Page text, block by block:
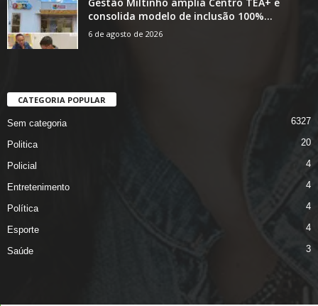
consolida modelo de inclusão 100%...
6 de agosto de 2026
CATEGORIA POPULAR
Sem categoria 6327
Politica 20
Policial 4
Entretenimento 4
Política 4
Esporte 4
Saúde 3